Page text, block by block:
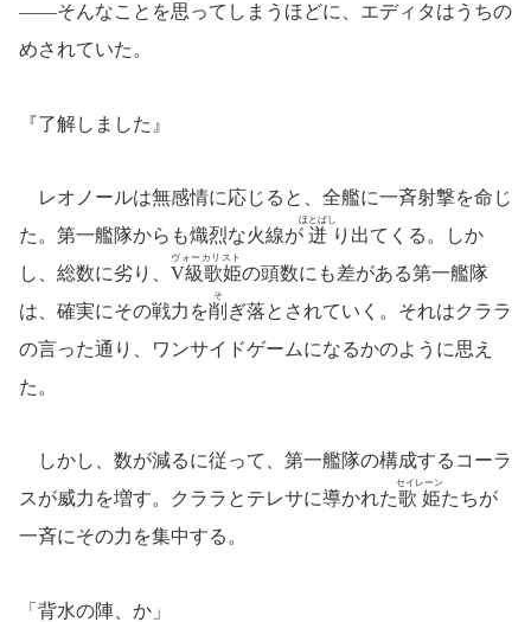
――そんなことを思ってしまうほどに、エディタはうちの
めされていた。
『了解しました』
レオノールは無感情に応じると、全艦に一斉射撃を命じ
た。第一艦隊からも熾烈な火線が 迸
ほとばし
り出てくる。しか
し、総数に劣り、 V級歌姫
ヴォーカリスト
の頭数にも差がある第一艦隊
は、確実にその戦力を削
そ
ぎ落とされていく。それはクララ
の言った通り、ワンサイドゲームになるかのように思え
た。
しかし、数が減るに従って、第一艦隊の構成するコーラ
スが威力を増す。クララとテレサに導かれた歌姫
セイレーン
たちが
一斉にその力を集中する。
「背水の陣、か」